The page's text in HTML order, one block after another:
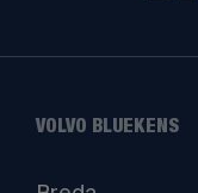
VOLVO BLUEKENS